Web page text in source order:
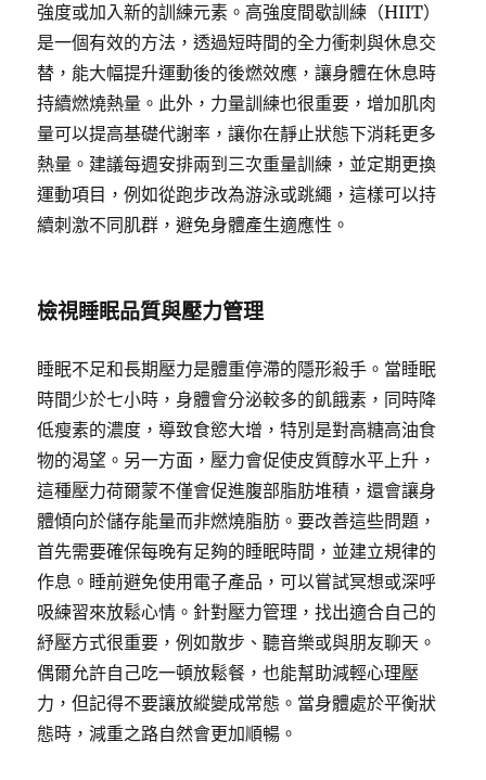
強度或加入新的訓練元素。高強度間歇訓練（HIIT）
是一個有效的方法，透過短時間的全力衝刺與休息交
替，能大幅提升運動後的後燃效應，讓身體在休息時
持續燃燒熱量。此外，力量訓練也很重要，增加肌肉
量可以提高基礎代謝率，讓你在靜止狀態下消耗更多
熱量。建議每週安排兩到三次重量訓練，並定期更換
運動項目，例如從跑步改為游泳或跳繩，這樣可以持
續刺激不同肌群，避免身體產生適應性。
檢視睡眠品質與壓力管理
睡眠不足和長期壓力是體重停滯的隱形殺手。當睡眠
時間少於七小時，身體會分泌較多的飢餓素，同時降
低瘦素的濃度，導致食慾大增，特別是對高糖高油食
物的渴望。另一方面，壓力會促使皮質醇水平上升，
這種壓力荷爾蒙不僅會促進腹部脂肪堆積，還會讓身
體傾向於儲存能量而非燃燒脂肪。要改善這些問題，
首先需要確保每晚有足夠的睡眠時間，並建立規律的
作息。睡前避免使用電子產品，可以嘗試冥想或深呼
吸練習來放鬆心情。針對壓力管理，找出適合自己的
紓壓方式很重要，例如散步、聽音樂或與朋友聊天。
偶爾允許自己吃一頓放鬆餐，也能幫助減輕心理壓
力，但記得不要讓放縱變成常態。當身體處於平衡狀
態時，減重之路自然會更加順暢。